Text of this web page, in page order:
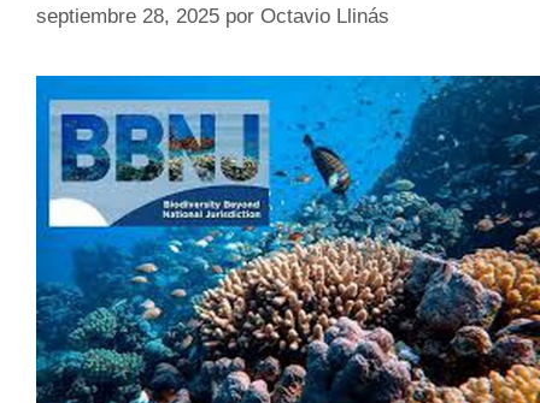
septiembre 28, 2025 por Octavio Llinás